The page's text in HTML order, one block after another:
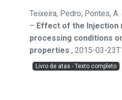
Teixeira, Pedro; Pontes,
– Effect of the Injection
processing conditions
properties , 2015-03-
Livro de atas - Texto completo